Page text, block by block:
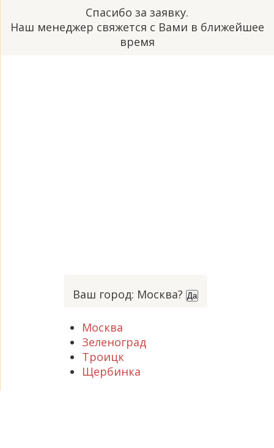
Спасибо за заявку.
Наш менеджер свяжется с Вами в ближейшее
время
Ваш город: Москва? Да
Москва
Зеленоград
Троицк
Щербинка